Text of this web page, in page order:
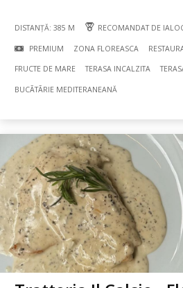
DISTANȚĂ: 385 M RECOMANDAT DE
PREMIUM ZONA FLOREASCA
FRUCTE DE MARE TERASA INCALZITA
BUCÃTÃRIE MEDITERANEANĂ